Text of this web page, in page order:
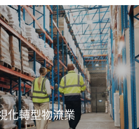
化轉型物流業